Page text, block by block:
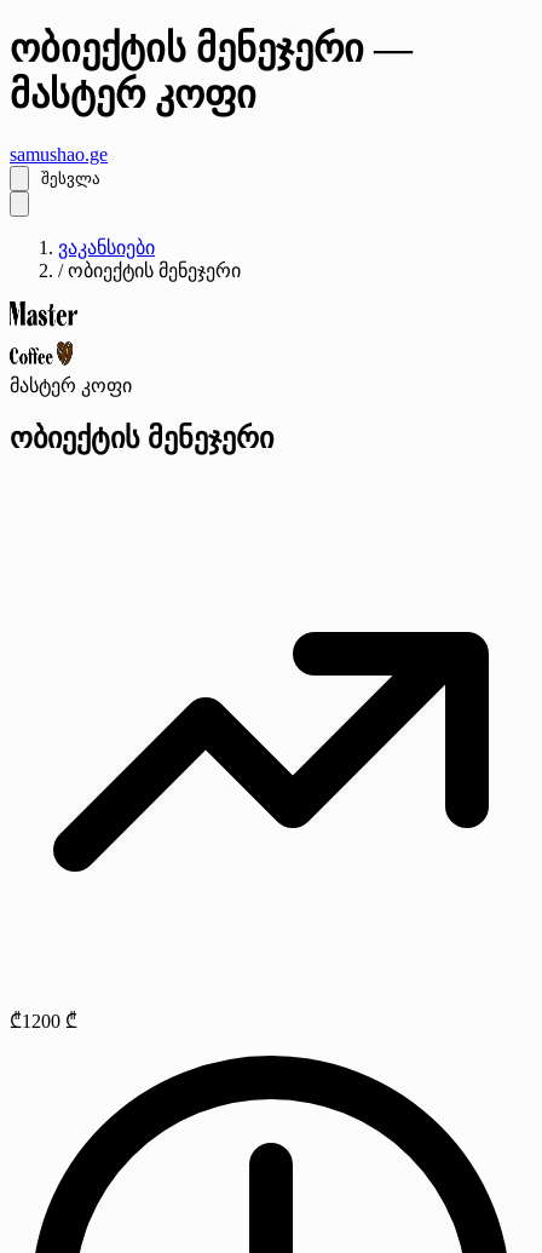
ობიექტის მენეჯერი —
მასტერ კოფი
samushao.ge
შესვლა
ვაკანსიები
/ ობიექტის მენეჯერი
მასტერ კოფი
ობიექტის მენეჯერი
₾1200 ₾